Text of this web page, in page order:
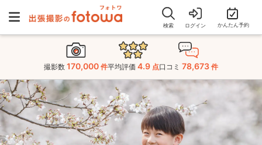
検索 ログイン かんたん予約
撮影数 170,000 件平均評価 4.9 点口コミ 78,673 件